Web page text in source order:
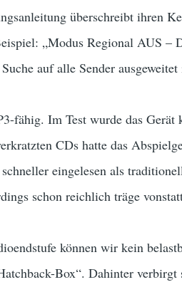
überschreibt ihren
„Modus Regional AUS –
auf alle Sender ausgeweitet
fähig. Im Test wurde das
CDs hatte das
eingelesen als
schon reichlich träge
können wir kein
Box“. Dahinter